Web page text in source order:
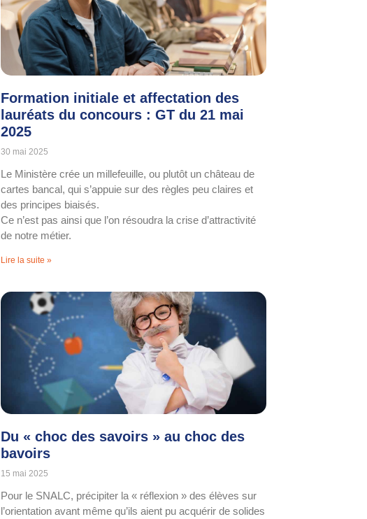
Formation initiale et affectation des
lauréats du concours : GT du 21 mai
2025
30 mai 2025
Le Ministère crée un millefeuille, ou plutôt un château de
cartes bancal, qui s’appuie sur des règles peu claires et
des principes biaisés.
Ce n’est pas ainsi que l’on résoudra la crise d’attractivité
de notre métier.
Lire la suite »
Du « choc des savoirs » au choc des
bavoirs
15 mai 2025
Pour le SNALC, précipiter la « réflexion » des élèves sur
l’orientation avant même qu’ils aient pu acquérir de solides